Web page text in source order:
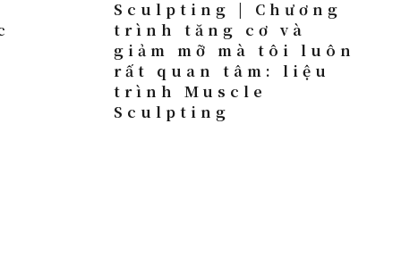
Sculpting | Chương
trình tăng cơ và
giảm mỡ mà tôi luôn
rất quan tâm: liệu
trình Muscle
Sculpting